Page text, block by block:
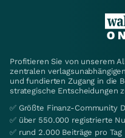
Profitieren Sie von unserem
zentralen
und fundierten Zugang in die
strategische Entscheidungen
✅ Größte Finanz-Community
✅ über 550.000 registrierte
✅ rund 2.000 Beiträge pro Tag